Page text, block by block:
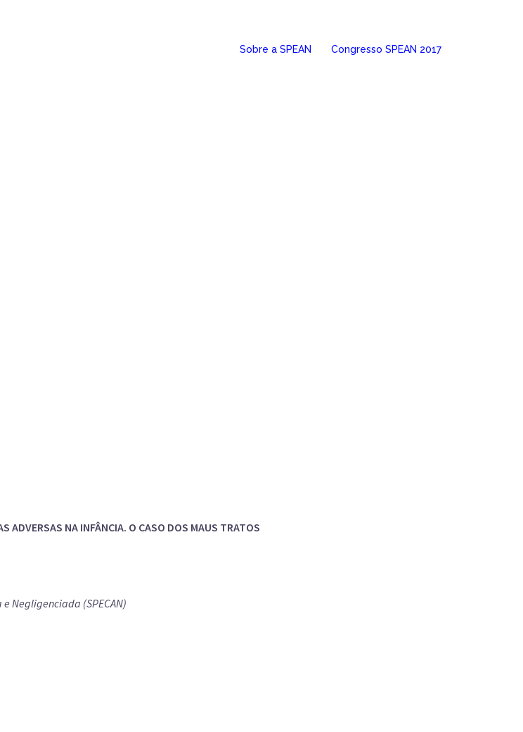
Sobre a SPEAN Congresso SPEAN 2017
ADVERSAS NA INFÂNCIA. O CASO DOS MAUS TRATOS
Negligenciada (SPECAN)